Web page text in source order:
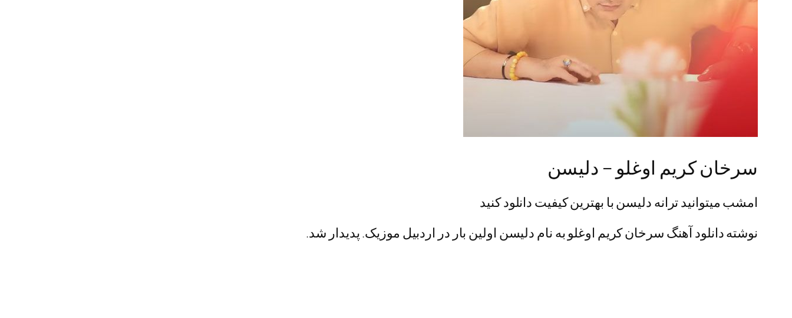
سرخان کریم اوغلو – دلیسن
امشب میتوانید ترانه دلیسن با بهترین کیفیت دانلود کنید
نوشته دانلود آهنگ سرخان کریم اوغلو به نام دلیسن اولین بار در اردبیل موزیک. پدیدار شد.